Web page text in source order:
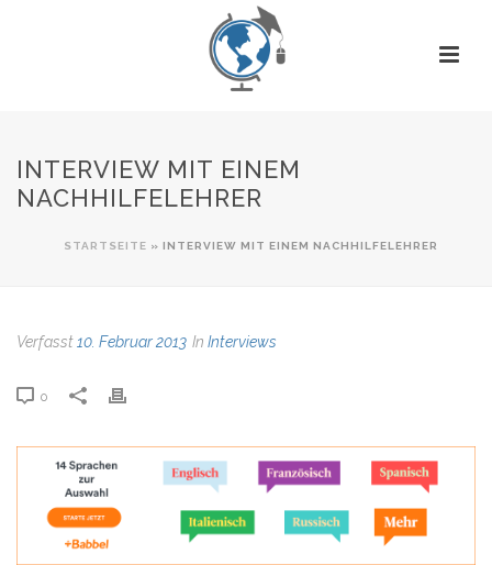
INTERVIEW MIT EINEM
NACHHILFELEHRER
STARTSEITE » INTERVIEW MIT EINEM NACHHILFELEHRER
Verfasst 10. Februar 2013 In Interviews
0